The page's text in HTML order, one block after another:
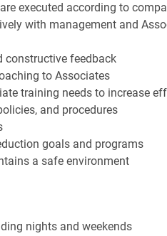
executed according to
with management and
constructive feedback
to Associates
training needs to increase
and procedures
goals and programs
a safe environment
nights and weekends